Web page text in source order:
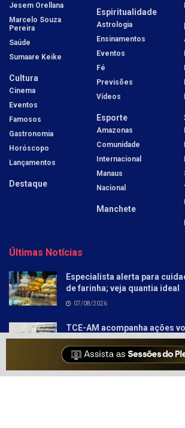
Jesem Orellana
Marcelo Souza
Pereira
Saúde
Sumaare Keike
Cultura
Cinema
Eventos
Famosos
Gastronomia
Horóscopo
Lançamentos
Destaque
Espiritualidade
Astrologia
Ensinamentos
Eventos
Fé
Previsões
Vídeos
Esporte
Amazonas
Comunidade
Internacional
Manaus
Nacional
Manchete
Últimas Notícias
Especialista alerta para
de farinha; veja quantia ideal
07/08/2026
TCE-AM acompanha ações
aprendizagem nos anos
07/08/2026